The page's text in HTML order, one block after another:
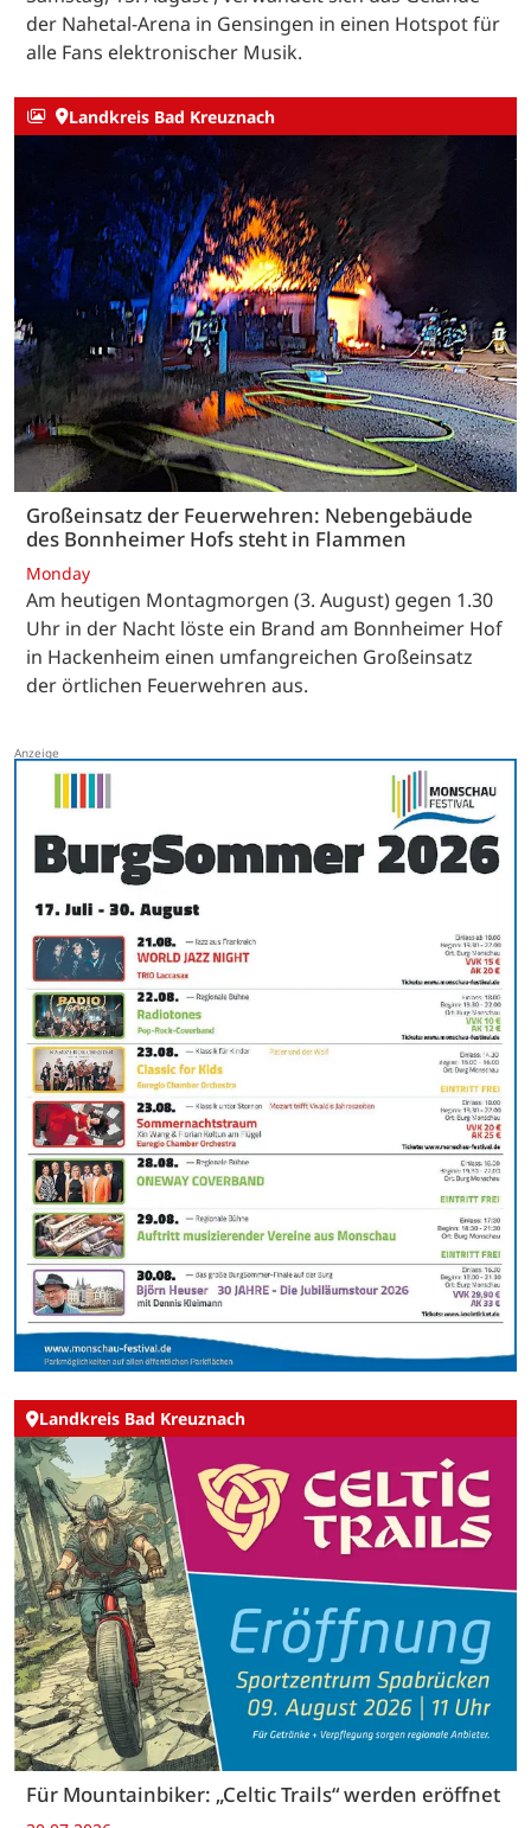
der Nahetal-Arena in Gensingen in einen Hotspot für
alle Fans elektronischer Musik.
Landkreis Bad Kreuznach
Großeinsatz der Feuerwehren: Nebengebäude
des Bonnheimer Hofs steht in Flammen
Monday
Am heutigen Montagmorgen (3. August) gegen 1.30
Uhr in der Nacht löste ein Brand am Bonnheimer Hof
in Hackenheim einen umfangreichen Großeinsatz
der örtlichen Feuerwehren aus.
Landkreis Bad Kreuznach
Für Mountainbiker: „Celtic Trails“ werden eröffnet